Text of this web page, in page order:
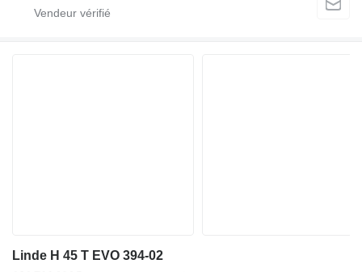
Linde H 45 T EVO 394-02